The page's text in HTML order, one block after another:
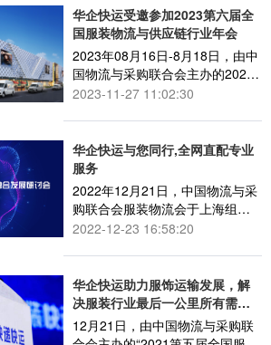
员”受邀参加活动。
华企快运受邀参加2023第六届全
国服装物流与供应链行业年会
2023年08月16日-8月18日，由中
国物流与采购联合会主办的2023
第六届全国服装物流与供应链年
2023-11-27 11:02:30
华企快运与您同行,全网直配专业
服务
2022年12月21日，中国物流与采
购联合会服装物流会于上海组织
召开“第六届全国服装快递快运融
2022-12-23 16:58:20
华企快运助力服饰运输发展，解
决服装行业最后一公里所有需
求！
12月21日，由中国物流与采购联